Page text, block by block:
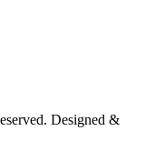
Designed &